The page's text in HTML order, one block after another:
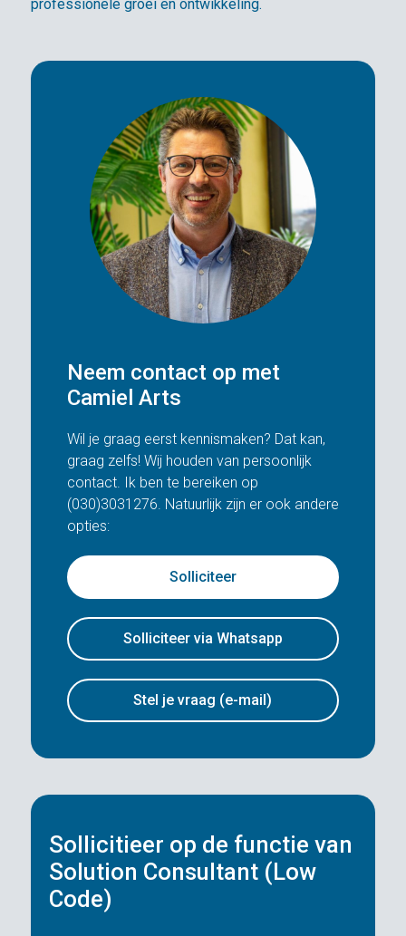
professionele groei en ontwikkeling.
Neem contact op met
Camiel Arts
Wil je graag eerst kennismaken? Dat kan,
graag zelfs! Wij houden van persoonlijk
contact. Ik ben te bereiken op
(030)3031276. Natuurlijk zijn er ook andere
opties:
Solliciteer
Solliciteer via Whatsapp
Stel je vraag (e-mail)
Sollicitieer op de functie van
Solution Consultant (Low
Code)